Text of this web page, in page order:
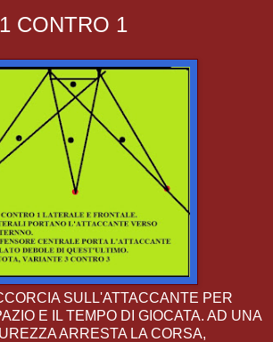
CONTRO 1
SULL'ATTACCANTE PER
E IL TEMPO DI GIOCATA. AD UNA
ARRESTA LA CORSA,